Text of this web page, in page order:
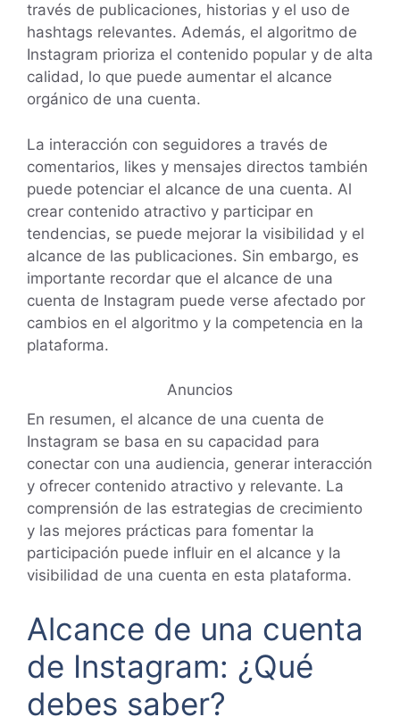
través de publicaciones, historias y el uso de
hashtags relevantes. Además, el algoritmo de
Instagram prioriza el contenido popular y de alta
calidad, lo que puede aumentar el alcance
orgánico de una cuenta.
La interacción con seguidores a través de
comentarios, likes y mensajes directos también
puede potenciar el alcance de una cuenta. Al
crear contenido atractivo y participar en
tendencias, se puede mejorar la visibilidad y el
alcance de las publicaciones. Sin embargo, es
importante recordar que el alcance de una
cuenta de Instagram puede verse afectado por
cambios en el algoritmo y la competencia en la
plataforma.
Anuncios
En resumen, el alcance de una cuenta de
Instagram se basa en su capacidad para
conectar con una audiencia, generar interacción
y ofrecer contenido atractivo y relevante. La
comprensión de las estrategias de crecimiento
y las mejores prácticas para fomentar la
participación puede influir en el alcance y la
visibilidad de una cuenta en esta plataforma.
Alcance de una cuenta
de Instagram: ¿Qué
debes saber?